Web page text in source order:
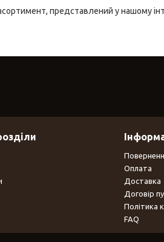
представлений у нашому
Оплата
Доставка
Договір
Політика
FAQ